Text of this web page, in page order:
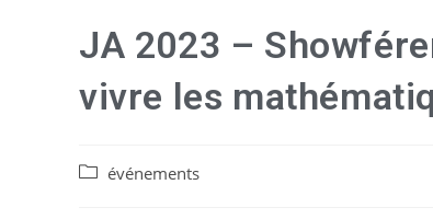
JA 2023 –
vivre les
événements